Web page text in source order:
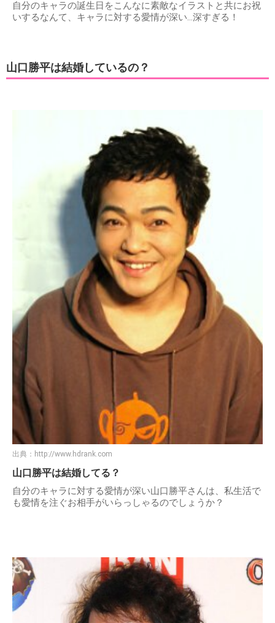
自分のキャラの誕生日をこんなに素敵なイラストと共にお祝
いするなんて、キャラに対する愛情が深い…深すぎる！
山口勝平は結婚しているの？
出典： http://www.hdrank.com
山口勝平は結婚してる？
自分のキャラに対する愛情が深い山口勝平さんは、私生活で
も愛情を注ぐお相手がいらっしゃるのでしょうか？